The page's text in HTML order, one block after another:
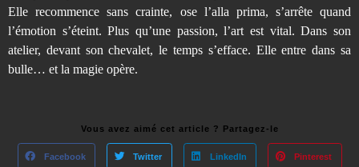
Elle recommence sans crainte, ose l’alla prima, s’arrête quand
l’émotion s’éteint. Plus qu’une passion, l’art est vital. Dans son
atelier, devant son chevalet, le temps s’efface. Elle entre dans sa
bulle… et la magie opère.
Vous avez aimé cet article ? Partagez-le
Facebook Twitter LinkedIn Pinterest